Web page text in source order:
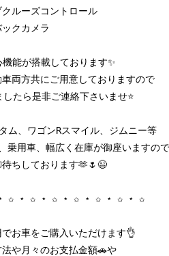
ルーズコントロール
ックカメラ
能が搭載しております✨
両方共にご用意しておりますので
たら是非ご連絡下さいませ⭐
ム、ワゴンRスマイル、ジムニー等
乗用車、幅広く在庫が御座いますので
ちしております🫶🌷😉
✩ ⋆ ✩ ⋆ ✩ ⋆ ✩ ⋆ ✩ ⋆ ✩ ⋆ ✩
お車をご購入いただけます👌
や月々のお支払金額🚗や